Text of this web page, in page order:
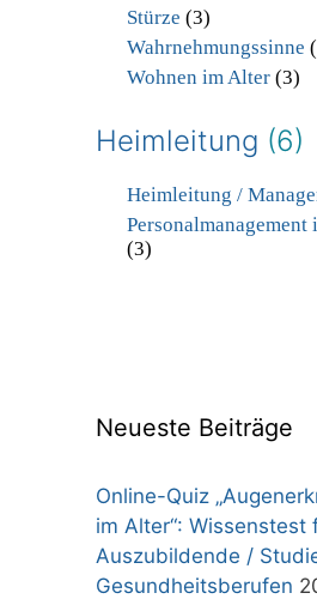
Stürze (3)
Wahrnehmungssinne
Wohnen im Alter(3)
Heimleitung (6)
Heimleitung /
Personalmanagement
(3)
Neueste Beiträge
Online-Quiz
im Alter“: Wissenstest
Auszubildende /
Gesundheitsberufen